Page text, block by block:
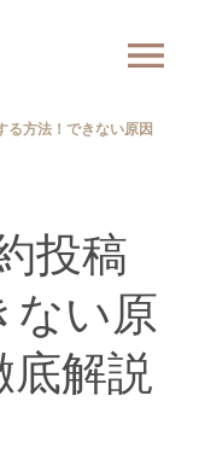
る方法！できない原因
投稿
ない原
底解説